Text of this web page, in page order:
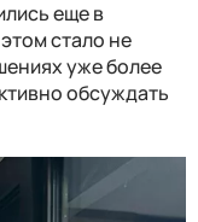
еще в
стало не
уже более
обсуждать